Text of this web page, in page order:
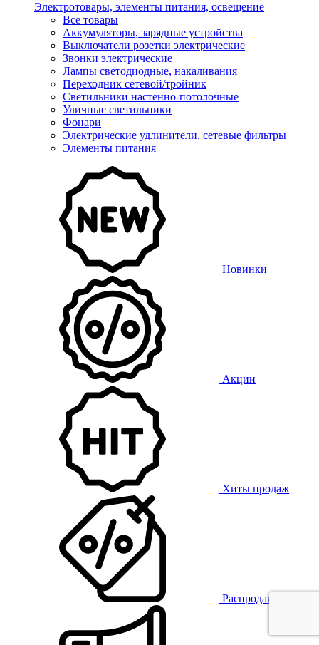
Электротовары, элементы питания, освещение
Все товары
Аккумуляторы, зарядные устройства
Выключатели розетки электрические
Звонки электрические
Лампы светодиодные, накаливания
Переходник сетевой/тройник
Светильники настенно-потолочные
Уличные светильники
Фонари
Электрические удлинители, сетевые фильтры
Элементы питания
Новинки
Акции
Хиты продаж
Распродажа